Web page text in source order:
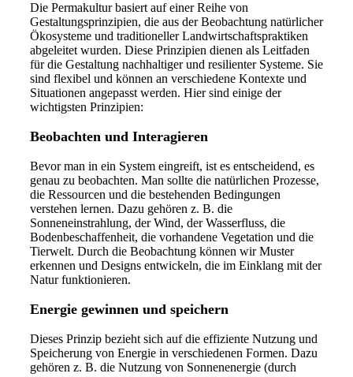
Die Permakultur basiert auf einer Reihe von
Gestaltungsprinzipien, die aus der Beobachtung natürlicher
Ökosysteme und traditioneller Landwirtschaftspraktiken
abgeleitet wurden. Diese Prinzipien dienen als Leitfaden
für die Gestaltung nachhaltiger und resilienter Systeme. Sie
sind flexibel und können an verschiedene Kontexte und
Situationen angepasst werden. Hier sind einige der
wichtigsten Prinzipien:
Beobachten und Interagieren
Bevor man in ein System eingreift, ist es entscheidend, es
genau zu beobachten. Man sollte die natürlichen Prozesse,
die Ressourcen und die bestehenden Bedingungen
verstehen lernen. Dazu gehören z. B. die
Sonneneinstrahlung, der Wind, der Wasserfluss, die
Bodenbeschaffenheit, die vorhandene Vegetation und die
Tierwelt. Durch die Beobachtung können wir Muster
erkennen und Designs entwickeln, die im Einklang mit der
Natur funktionieren.
Energie gewinnen und speichern
Dieses Prinzip bezieht sich auf die effiziente Nutzung und
Speicherung von Energie in verschiedenen Formen. Dazu
gehören z. B. die Nutzung von Sonnenenergie (durch